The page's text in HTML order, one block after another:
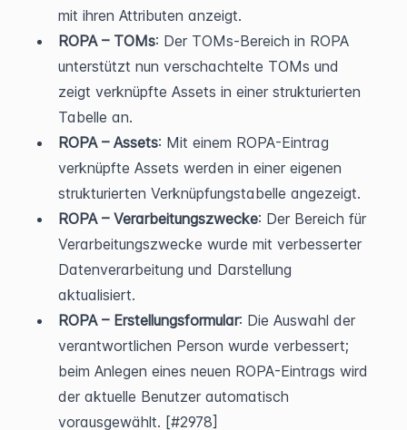
mit ihren Attributen anzeigt.
ROPA – TOMs: Der TOMs-Bereich in ROPA
unterstützt nun verschachtelte TOMs und
zeigt verknüpfte Assets in einer strukturierten
Tabelle an.
ROPA – Assets: Mit einem ROPA-Eintrag
verknüpfte Assets werden in einer eigenen
strukturierten Verknüpfungstabelle angezeigt.
ROPA – Verarbeitungszwecke: Der Bereich für
Verarbeitungszwecke wurde mit verbesserter
Datenverarbeitung und Darstellung
aktualisiert.
ROPA – Erstellungsformular: Die Auswahl der
verantwortlichen Person wurde verbessert;
beim Anlegen eines neuen ROPA-Eintrags wird
der aktuelle Benutzer automatisch
vorausgewählt. [#2978]